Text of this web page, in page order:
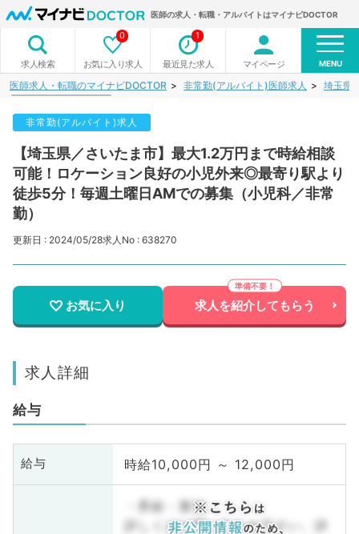
医師の求人・転職・アルバイトはマイナビDOCTOR
求人検索 お気に入り求人
0
最近見た求人
1
マイページ MENU
医師求人・転職のマイナビDOCTOR 非常勤(アルバイト)医師求人 埼玉県
非常勤(アルバイト)求人
【埼玉県／さいたま市】最大1.2万円まで時給相談
可能！ロケーション良好の小児外来◎最寄り駅より
徒歩5分！毎週土曜日AMでの募集（小児科／非常
勤）
更新日 : 2024/05/28求人No : 638270
お気に入り 求人を紹介してもらう
求人詳細
給与
給与 時給10,000円 ～ 12,000円
・昇給・賞与
詳しくはお問い合わせ下さい。詳